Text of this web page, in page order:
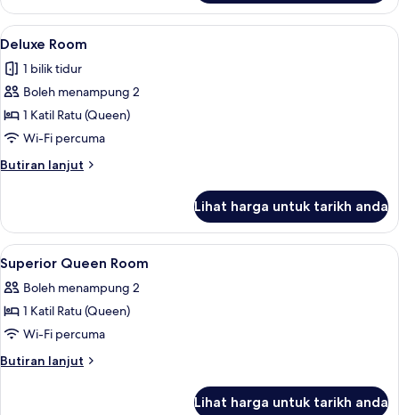
Double
Room
Lihat
semua
foto
untuk
Deluxe
Room
1
Deluxe Room
1 bilik tidur
Boleh menampung 2
1 Katil Ratu (Queen)
Wi-Fi percuma
Butiran lanjut
Butiran
Room
Lihat harga untuk tarikh anda
Lihat
semua
foto
untuk
Superior
Queen
Peralatan tempat tidur premium,
13
Superior Queen Room
Boleh menampung 2
1 Katil Ratu (Queen)
Wi-Fi percuma
Butiran lanjut
Butiran
Lihat harga untuk tarikh anda